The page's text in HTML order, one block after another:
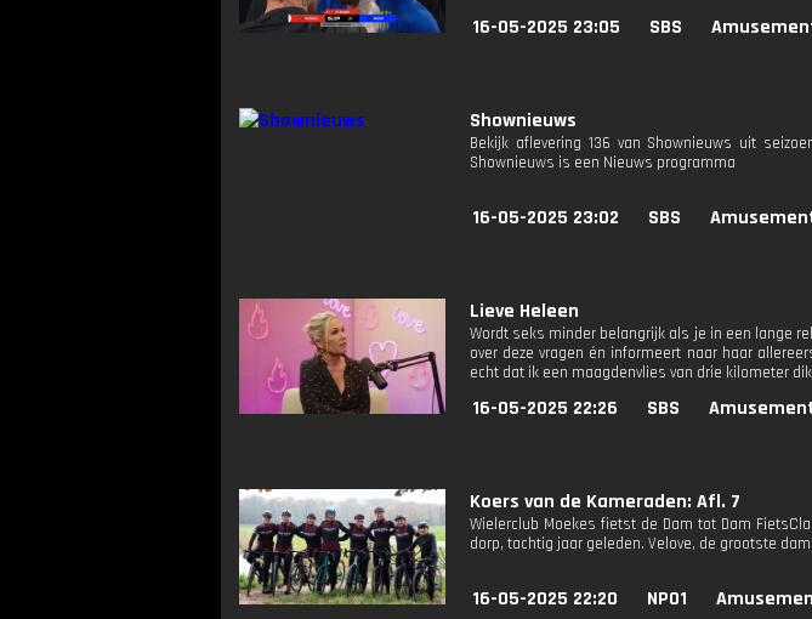
16-05-2025 23:05 SBS
Shownieuws
Bekijk aflevering 136 van Shownieuws uit
Shownieuws is een Nieuws programma
16-05-2025 23:02 SBS
Lieve Heleen
Wordt seks minder belangrijk als je in een lange
over deze vragen én informeert naar haar
echt dat ik een maagdenvlies van drie kilometer
16-05-2025 22:26 SBS
Koers van de Kameraden: Afl. 7
Wielerclub Moekes fietst de Dam tot Dam
dorp, tachtig jaar geleden. Velove, de grootste
16-05-2025 22:20 NPO1